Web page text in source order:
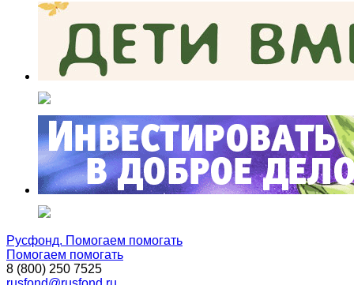
Русфонд. Помогаем помогать
Помогаем помогать
8 (800) 250 7525